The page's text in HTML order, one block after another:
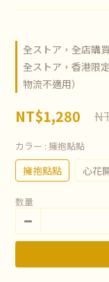
全ストア，全店購
全ストア，香港限
物流不適用）
NT$1,280
カラー : 擁抱點點
擁抱點點 心花
数量